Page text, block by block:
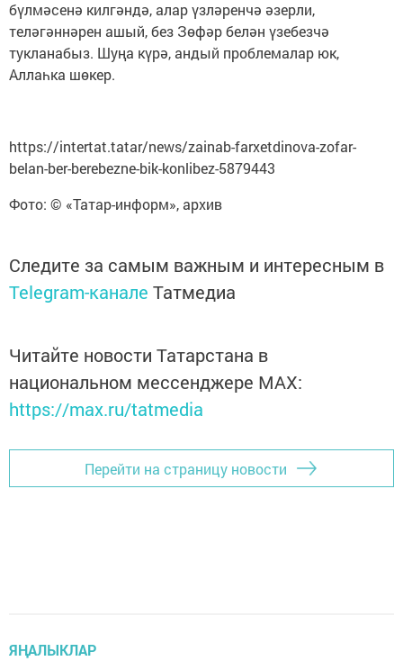
бүлмәсенә килгәндә, алар үзләренчә әзерли,
теләгәннәрен ашый, без Зөфәр белән үзебезчә
тукланабыз. Шуңа күрә, андый проблемалар юк,
Аллаһка шөкер.
https://intertat.tatar/news/zainab-farxetdinova-zofar-
belan-ber-berebezne-bik-konlibez-5879443
Фото: © «Татар-информ», архив
Следите за самым важным и интересным в
Telegram-канале Татмедиа
Читайте новости Татарстана в
национальном мессенджере MАХ:
https://max.ru/tatmedia
Перейти на страницу новости
ЯҢАЛЫКЛАР